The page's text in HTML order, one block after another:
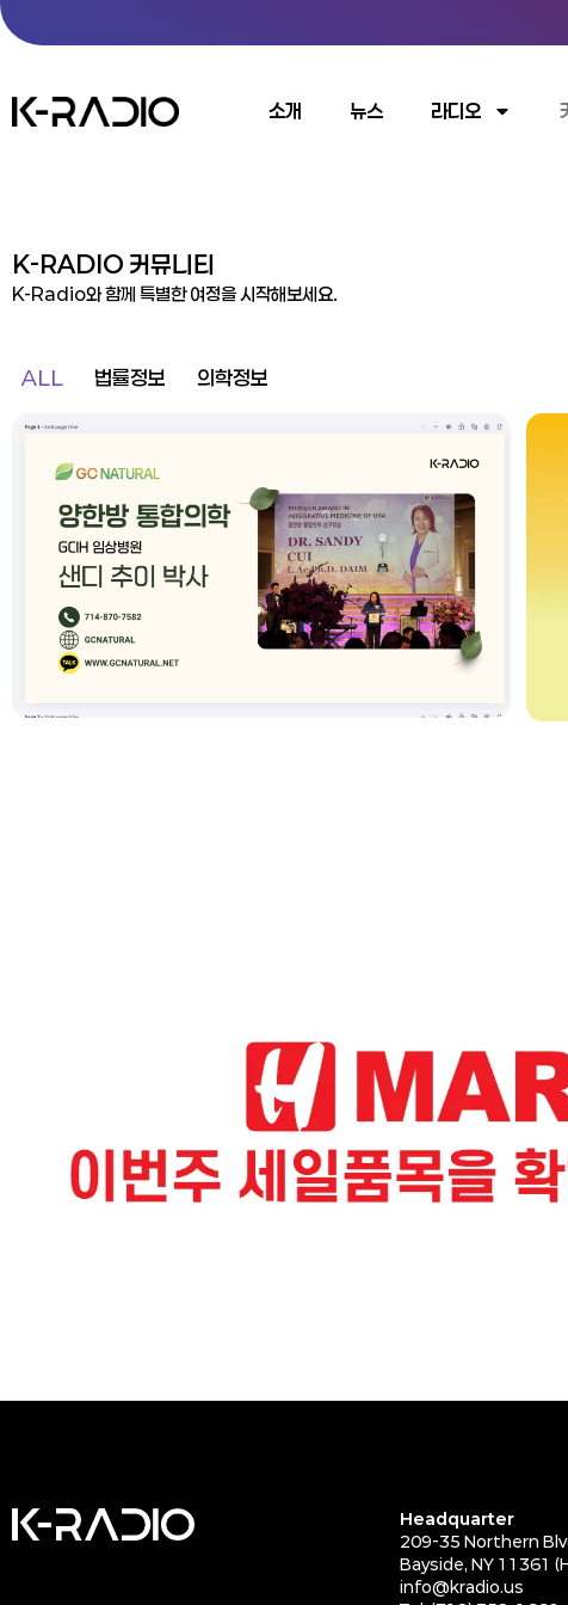
소개 뉴스 라디오
K-RADIO 커뮤니티
K-Radio와 함께 특별한 여정을 시작해보세요.
ALL 법률정보 의학정보
Headquarter
209-35 Northern
Bayside, NY 11361
info@kradio.us